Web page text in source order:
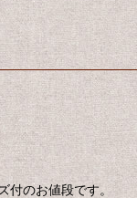
付のお値段です。